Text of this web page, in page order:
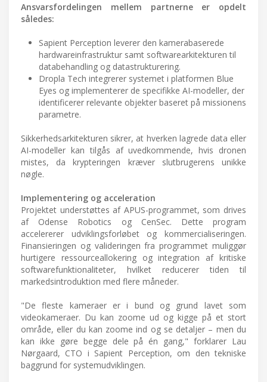
Ansvarsfordelingen mellem partnerne er opdelt
således:
Sapient Perception leverer den kamerabaserede
hardwareinfrastruktur samt softwarearkitekturen til
databehandling og datastrukturering.
Dropla Tech integrerer systemet i platformen Blue
Eyes og implementerer de specifikke AI-modeller, der
identificerer relevante objekter baseret på missionens
parametre.
Sikkerhedsarkitekturen sikrer, at hverken lagrede data eller
AI-modeller kan tilgås af uvedkommende, hvis dronen
mistes, da krypteringen kræver slutbrugerens unikke
nøgle.
Implementering og acceleration
Projektet understøttes af APUS-programmet, som drives
af Odense Robotics og CenSec. Dette program
accelererer udviklingsforløbet og kommercialiseringen.
Finansieringen og valideringen fra programmet muliggør
hurtigere ressourceallokering og integration af kritiske
softwarefunktionaliteter, hvilket reducerer tiden til
markedsintroduktion med flere måneder.
"De fleste kameraer er i bund og grund lavet som
videokameraer. Du kan zoome ud og kigge på et stort
område, eller du kan zoome ind og se detaljer – men du
kan ikke gøre begge dele på én gang," forklarer Lau
Nørgaard, CTO i Sapient Perception, om den tekniske
baggrund for systemudviklingen.